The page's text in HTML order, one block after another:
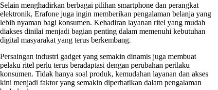
Selain menghadirkan berbagai pilihan smartphone dan perangkat
elektronik, Erafone juga ingin memberikan pengalaman belanja yang
lebih nyaman bagi konsumen. Kehadiran layanan ritel yang mudah
diakses dinilai menjadi bagian penting dalam memenuhi kebutuhan
digital masyarakat yang terus berkembang.
Persaingan industri gadget yang semakin dinamis juga membuat
pelaku ritel perlu terus beradaptasi dengan perubahan perilaku
konsumen. Tidak hanya soal produk, kemudahan layanan dan akses
kini menjadi faktor yang semakin diperhatikan dalam pengalaman